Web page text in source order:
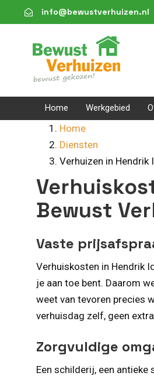
links
to
content
info@bewustverhuizen.nl
Home Werkgebied
Home
Diensten
Verhuizen in Hendrik
Bewust
Vaste
Verhuiskosten in Hendrik
je aan toe bent. Daarom
weet van tevoren precies
verhuisdag zelf, geen
Zorgvuldige
Een schilderij, een